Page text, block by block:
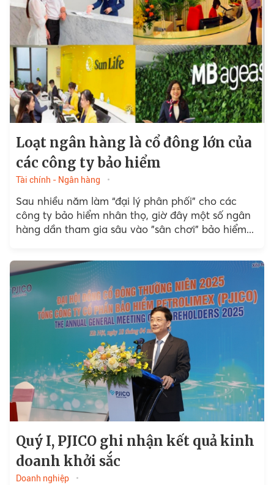
Loạt ngân hàng là cổ đông lớn của
các công ty bảo hiểm
Tài chính - Ngân hàng
Sau nhiều năm làm “đại lý phân phối” cho các
công ty bảo hiểm nhân thọ, giờ đây một số ngân
hàng dần tham gia sâu vào "sân chơi" bảo hiểm...
Quý I, PJICO ghi nhận kết quả kinh
doanh khởi sắc
Doanh nghiệp